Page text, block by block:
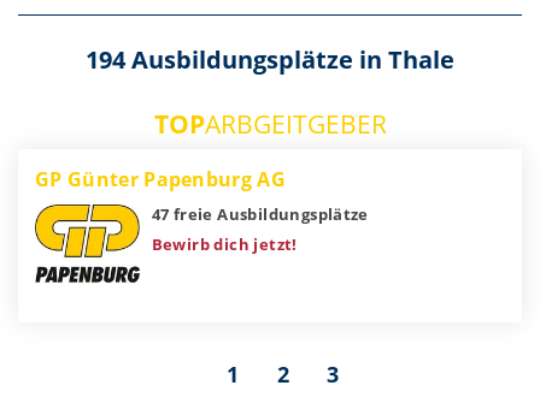
194 Ausbildungsplätze in Thale
TOPARBGEITGEBER
GP Günter Papenburg AG
47 freie Ausbildungsplätze
Bewirb dich jetzt!
1 2 3